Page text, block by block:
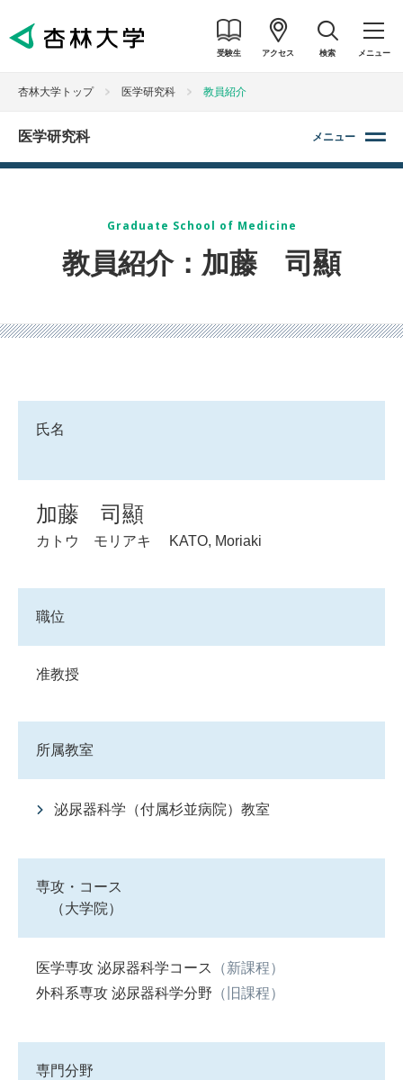
受験生 アクセス 検索 メニュー
杏林大学トップ 医学研究科 教員紹介
医学研究科 メニュー
Graduate School of Medicine
教員紹介：加藤 司顯
氏名
加藤 司顯
カトウ モリアキ KATO, Moriaki
職位
准教授
所属教室
泌尿器科学（付属杉並病院）教室
専攻・コース
（大学院）
医学専攻 泌尿器科学コース
（新課程）
外科系専攻 泌尿器科学分野 （旧課程）
専門分野